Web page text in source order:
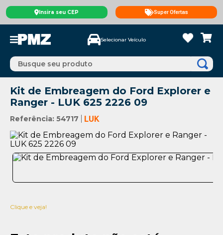
Insira seu CEP Super Ofertas
Selecionar Veículo
Busque seu produto
Kit de Embreagem do Ford Explorer e
Ranger - LUK 625 2226 09
Referência: 54717 LUK
Clique e veja!